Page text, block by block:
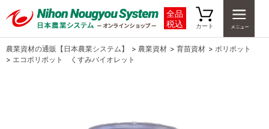
全品
税込
カート
農業資材の通販【日本農業システム】 > 農業資材 > 育苗資材 > ポリポット
> エコポリポット くすみバイオレット